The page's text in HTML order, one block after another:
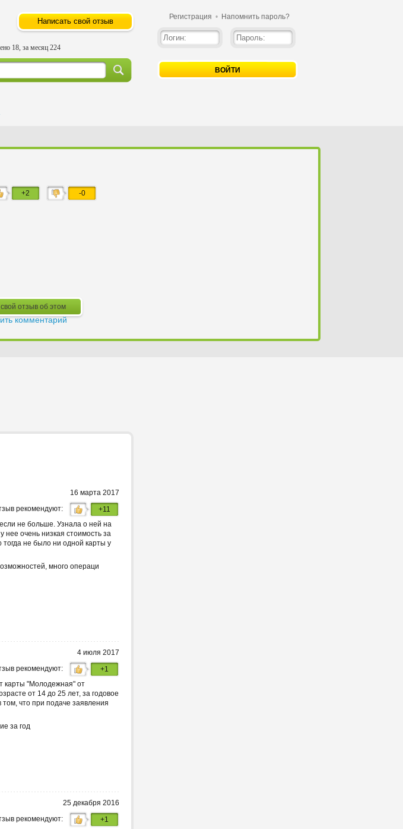
Написать свой отзыв
18, за месяц 224
Регистрация • Напомнить пароль?
ВОЙТИ
+2 -0
отзыв об этом
комментарий
16 марта 2017
рекомендуют:
+11
не больше. Узнала о ней на
нее очень низкая стоимость за
тогда не было ни одной карты у
много операци
4 июля 2017
рекомендуют:
+1
карты "Молодежная" от
от 14 до 25 лет, за годовое
том, что при подаче заявления
за год
25 декабря 2016
рекомендуют:
+1